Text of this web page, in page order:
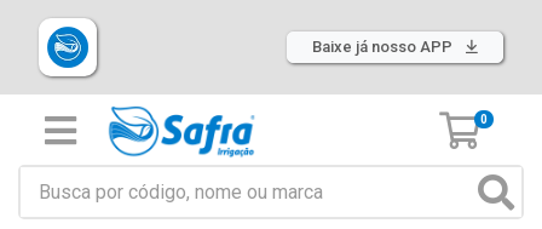
Baixe já nosso APP
0